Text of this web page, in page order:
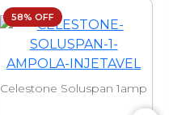
58% OFF
Celestone Soluspan 1amp